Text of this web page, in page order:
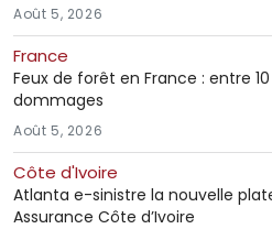
Août 5, 2026
France
Feux de forêt en France : entre 10
dommages
Août 5, 2026
Côte d'Ivoire
Atlanta e-sinistre la nouvelle
Assurance Côte d’Ivoire